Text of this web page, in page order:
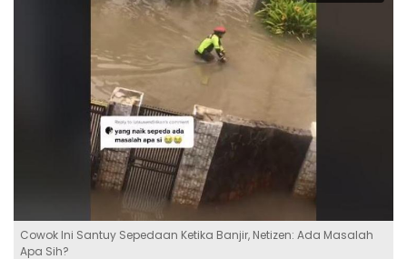
Cowok Ini Santuy Sepedaan Ketika Banjir, Netizen: Ada Masalah
Apa Sih?